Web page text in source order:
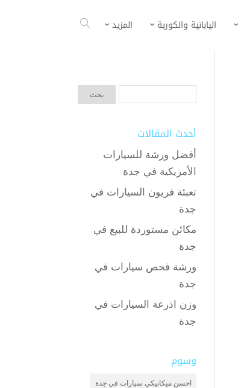
اليابانية والكورية المزيد
أحدث المقالات
أفضل ورشة للسيارات
الأمريكية في جدة
تعبئة فريون السيارات في
جدة
مكائن مستوردة للبيع في
جدة
ورشة فحص سيارات في
جدة
وزن اذرعة السيارات في
جدة
وسوم
احسن ميكانيكي سيارات في جدة